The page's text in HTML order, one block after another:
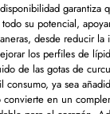
garantiza
su potencial,
desde reducir la
los perfiles de
de las gotas de
consumo, ya sea
en un